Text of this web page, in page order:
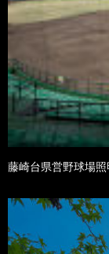
藤崎台県営野球場